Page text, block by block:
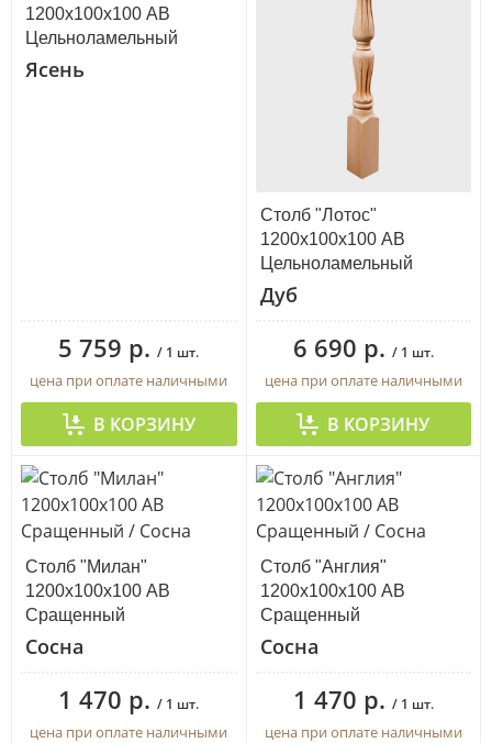
1200х100х100 АВ
Цельноламельный
Ясень
5 759 р. / 1 шт.
цена при оплате наличными
В КОРЗИНУ
Столб "Лотос"
1200х100х100 АВ
Цельноламельный
Дуб
6 690 р. / 1 шт.
цена при оплате наличными
В КОРЗИНУ
Столб "Милан"
1200х100х100 АВ
Сращенный
Сосна
1 470 р. / 1 шт.
цена при оплате наличными
Столб "Англия"
1200х100х100 АВ
Сращенный
Сосна
1 470 р. / 1 шт.
цена при оплате наличными